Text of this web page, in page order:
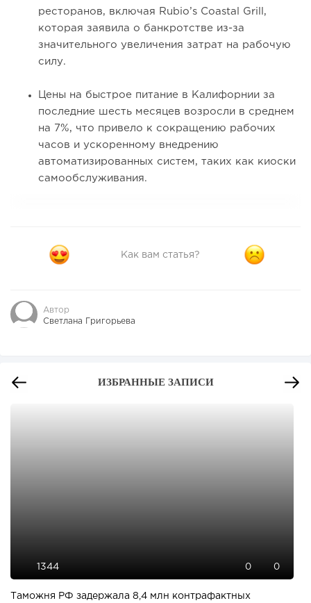
ресторанов, включая Rubio’s Coastal Grill,
которая заявила о банкротстве из-за
значительного увеличения затрат на рабочую
силу.
Цены на быстрое питание в Калифорнии за
последние шесть месяцев возросли в среднем
на 7%, что привело к сокращению рабочих
часов и ускоренному внедрению
автоматизированных систем, таких как киоски
самообслуживания.
Как вам статья?
Автор
Светлана Григорьева
ИЗБРАННЫЕ ЗАПИСИ
1344 0 0
Таможня РФ задержала 8,4 млн контрафактных